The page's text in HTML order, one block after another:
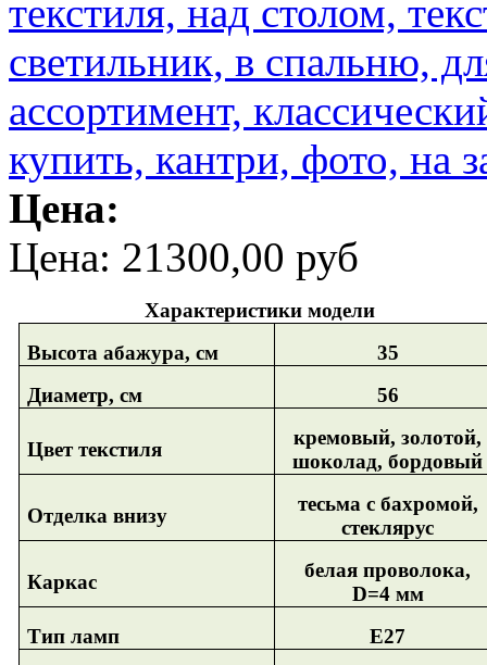
Цена:
Цена: 21300,00 руб
Характеристики модели
Высота абажура, см
35
Диаметр, см
56
Цвет текстиля
кремовый, золотой,
шоколад, бордовый
Отделка внизу
тесьма с бахромой,
стеклярус
Каркас
белая проволока,
D=4 мм
Тип ламп
Е27